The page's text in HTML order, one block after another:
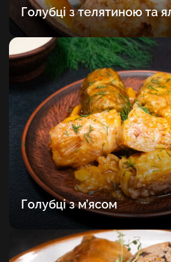
Голубці з телятиною та
Голубці з м’ясом